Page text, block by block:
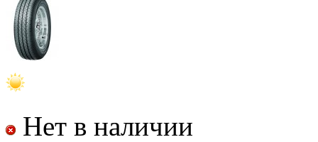
Нет в наличии